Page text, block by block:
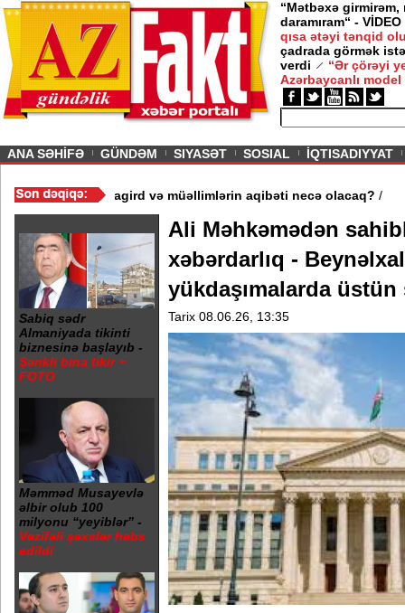
“Mətbəxə girmirəm,
daramıram“ - VİDEO
qısa ətəyi tənqid
çadrada görmək
verdi
“Ər çörəyi
Azərbaycanlı model
ANA SƏHİFƏ GÜNDƏM SIYASƏT SOSIAL İQTISADIYYAT
3 məktəb bağlandı - Şagird və müəllimlərin aqibəti necə
Sabiq sədr
Almaniyada tikinti
biznesinə başlayıb -
Şərikli bina tikir +
FOTO
Məmməd Musayevlə
əlbir olub 100
milyonu “yeyiblər” -
Vəzifəli şəxslər həbs
edildi
Ali Məhkəmədən
xəbərdarlıq -
yükdaşımalarda üstün
Tarix 08.06.26, 13:35